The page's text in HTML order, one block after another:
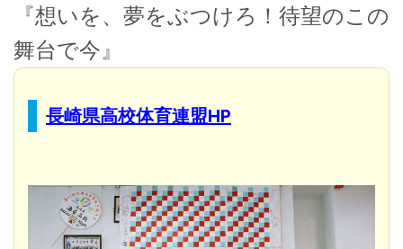
『想いを、夢をぶつけろ！待望のこの
舞台で今』
長崎県高校体育連盟HP